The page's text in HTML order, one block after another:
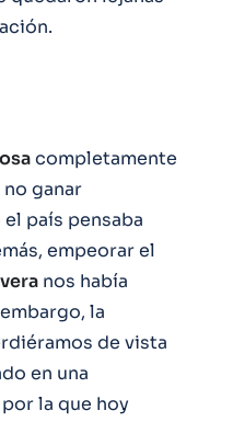
completamente
ganar
país pensaba
empeorar el
nos había
la
de vista
en una
la que hoy